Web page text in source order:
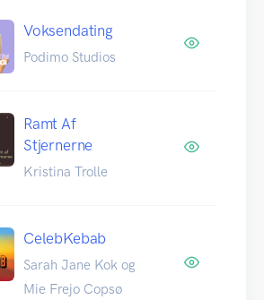
Voksendating
Podimo Studios
Ramt Af
Stjernerne
Kristina Trolle
CelebKebab
Sarah Jane Kok og
Mie Frejo Copsø